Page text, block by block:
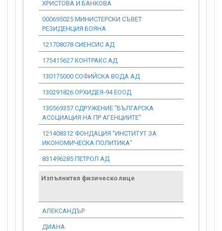
ХРИСТОВА И БАНКОВА
000695025 МИНИСТЕРСКИ СЪВЕТ
РЕЗИДЕНЦИЯ БОЯНА
121708078 СИЕНСИС АД
175415627 КОНТРАКС АД
130175000 СОФИЙСКА ВОДА АД
130291826 ОРХИДЕЯ-94 ЕООД
130569357 СДРУЖЕНИЕ "БЪЛГАРСКА
АСОЦИАЦИЯ НА ПР АГЕНЦИИТЕ"
121408312 ФОНДАЦИЯ "ИНСТИТУТ ЗА
ИКОНОМИЧЕСКА ПОЛИТИКА"
831496285 ПЕТРОЛ АД
Изпълнител физическо лице
АЛЕКСАНДЪР
ДИАНА